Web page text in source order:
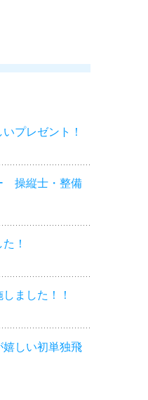
プレゼント！
操縦士・整備
！
ました！！
しい初単独飛